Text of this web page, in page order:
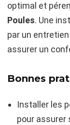
optimal et
Poules. Une
par un
assurer un
Bonnes
Installer les
pour